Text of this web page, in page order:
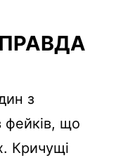
з
що
Кричущі